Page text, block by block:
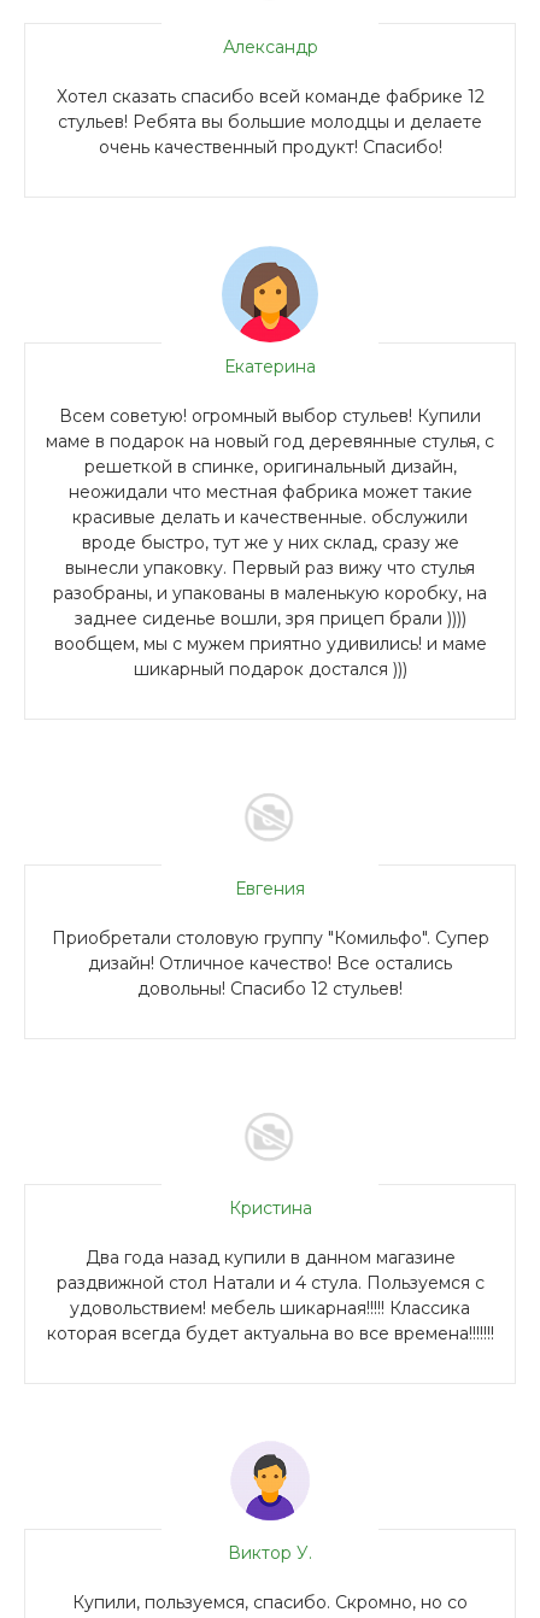
Александр
Хотел сказать спасибо всей команде фабрике 12
стульев! Ребята вы большие молодцы и делаете
очень качественный продукт! Спасибо!
Екатерина
Всем советую! огромный выбор стульев! Купили
маме в подарок на новый год деревянные стулья, с
решеткой в спинке, оригинальный дизайн,
неожидали что местная фабрика может такие
красивые делать и качественные. обслужили
вроде быстро, тут же у них склад, сразу же
вынесли упаковку. Первый раз вижу что стулья
разобраны, и упакованы в маленькую коробку, на
заднее сиденье вошли, зря прицеп брали ))))
вообщем, мы с мужем приятно удивились! и маме
шикарный подарок достался )))
Евгения
Приобретали столовую группу "Комильфо". Супер
дизайн! Отличное качество! Все остались
довольны! Спасибо 12 стульев!
Кристина
Два года назад купили в данном магазине
раздвижной стол Натали и 4 стула. Пользуемся с
удовольствием! мебель шикарная!!!!! Классика
которая всегда будет актуальна во все времена!!!!!!!
Виктор У.
Купили, пользуемся, спасибо. Скромно, но со